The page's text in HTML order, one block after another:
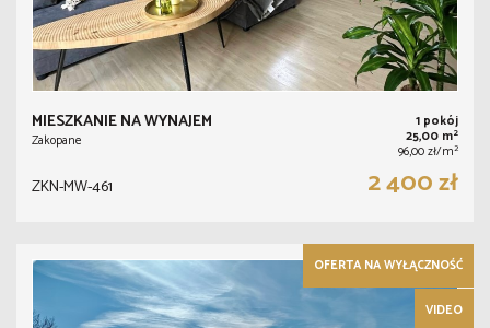
MIESZKANIE NA WYNAJEM
Zakopane
1 pokój
25,00 m2
96,00 zł/m2
ZKN-MW-461 2 400 zł
OFERTA NA WYŁĄCZNOŚĆ
VIDEO